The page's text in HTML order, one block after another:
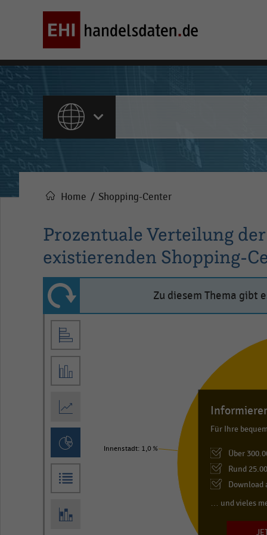
ALLE INHALTE
Pfadnavigation
Home Shopping-Center
Prozentuale Verteilung
existierenden Shopping-
Zu diesem Thema gibt
Innenstadt: 1,0 %
Für Ihre
Über
Rund
Download
… und vieles